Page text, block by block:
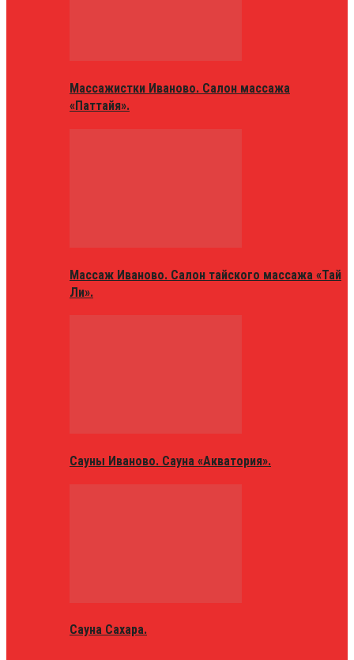
Массажистки Иваново. Салон массажа
«Паттайя».
Массаж Иваново. Салон тайского массажа «Тай
Ли».
Сауны Иваново. Сауна «Акватория».
Сауна Сахара.